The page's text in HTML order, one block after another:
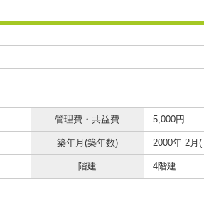
管理費・共益費 5,000円
築年月(築年数) 2000年 2月
階建 4階建